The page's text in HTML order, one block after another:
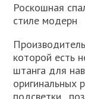
Роскошная
стиле модерн
которой есть
штанга для
оригинальных